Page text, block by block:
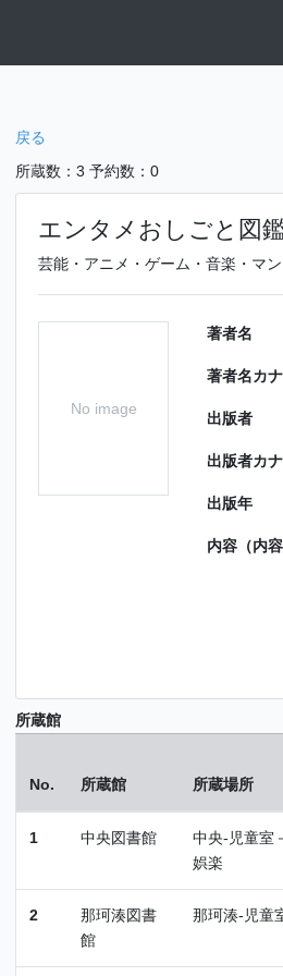
戻る
所蔵数：3 予約数：0
エンタメおしごと図
芸能・アニメ・ゲーム・音楽・マ
No image
著者名
著者名カ
出版者
出版者カ
出版年
内容（内容
所蔵館
No. 所蔵館 所蔵場所
1 中央図書館
中央-児童室
娯楽
2
那珂湊図書
館
那珂湊-児童